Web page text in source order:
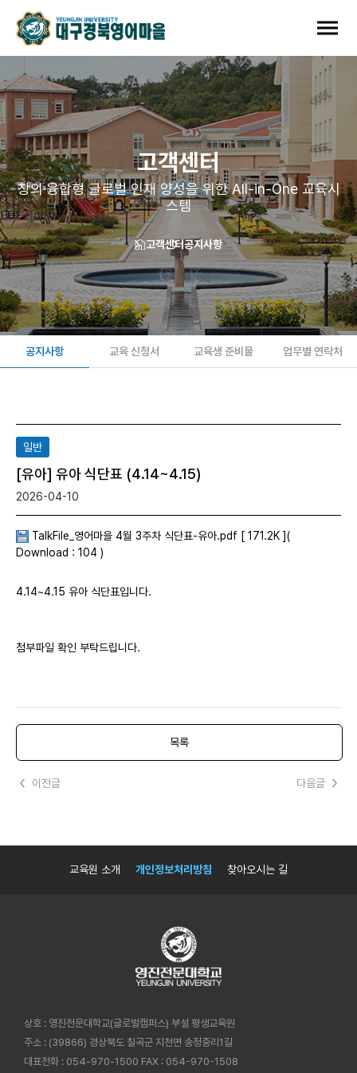
고객센터
창의·융합형 글로벌 인재 양성을 위한 All-in-One 교육시
스템
고객센터공지사항
공지사항 교육 신청서 교육생 준비물 업무별 연락처
일반
[유아] 유아 식단표 (4.14~4.15)
2026-04-10
TalkFile_영어마을 4월 3주차 식단표-유아.pdf [ 171.2K ](
Download : 104 )
4.14~4.15 유아 식단표입니다.
첨부파일 확인 부탁드립니다.
목록
이전글 다음글
교육원 소개 개인정보처리방침 찾아오시는 길
상호 : 영진전문대학교(글로벌캠퍼스) 부설 평생교육원
주소 : (39866) 경상북도 칠곡군 지천면 송정중리1길
대표전화 : 054-970-1500 FAX : 054-970-1508